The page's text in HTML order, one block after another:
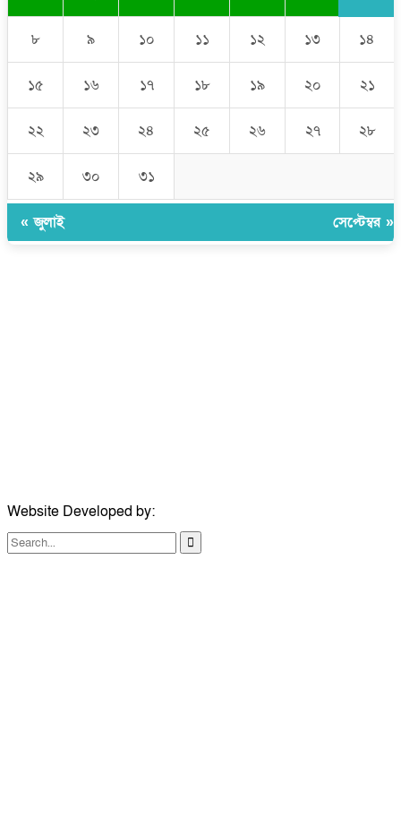
৮ ৯ ১০ ১১ ১২ ১৩ ১৪
১৫ ১৬ ১৭ ১৮ ১৯ ২০ ২১
২২ ২৩ ২৪ ২৫ ২৬ ২৭ ২৮
২৯ ৩০ ৩১
« জুলাই সেপ্টেম্বর »
Website Developed by: